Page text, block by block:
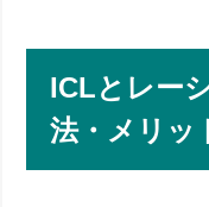
ICLとレー
法・メリッ